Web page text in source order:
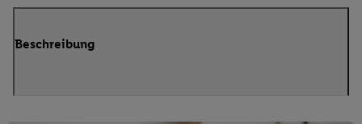
Beschreibung